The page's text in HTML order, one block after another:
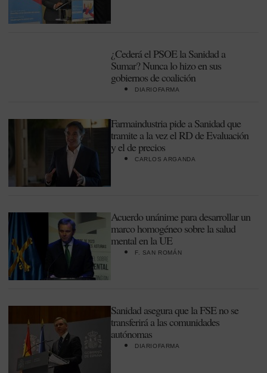
¿Cederá el PSOE la Sanidad a
Sumar? Nunca lo hizo en sus
gobiernos de coalición
DIARIOFARMA
Farmaindustria pide a Sanidad que
tramite a la vez el RD de Evaluación
y el de precios
CARLOS ARGANDA
Acuerdo unánime para desarrollar un
marco homogéneo sobre la salud
mental en la UE
F. SAN ROMÁN
Sanidad asegura que la FSE no se
transferirá a las comunidades
autónomas
DIARIOFARMA